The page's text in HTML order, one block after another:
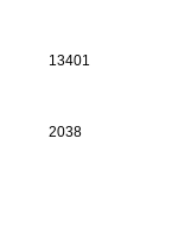
13401
2038